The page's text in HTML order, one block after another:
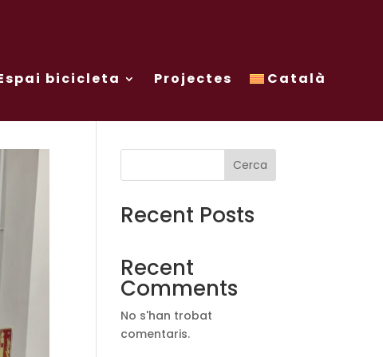
bicicleta Projectes Català
Cerca
Recent Posts
Recent
Comments
No s'han trobat
comentaris.